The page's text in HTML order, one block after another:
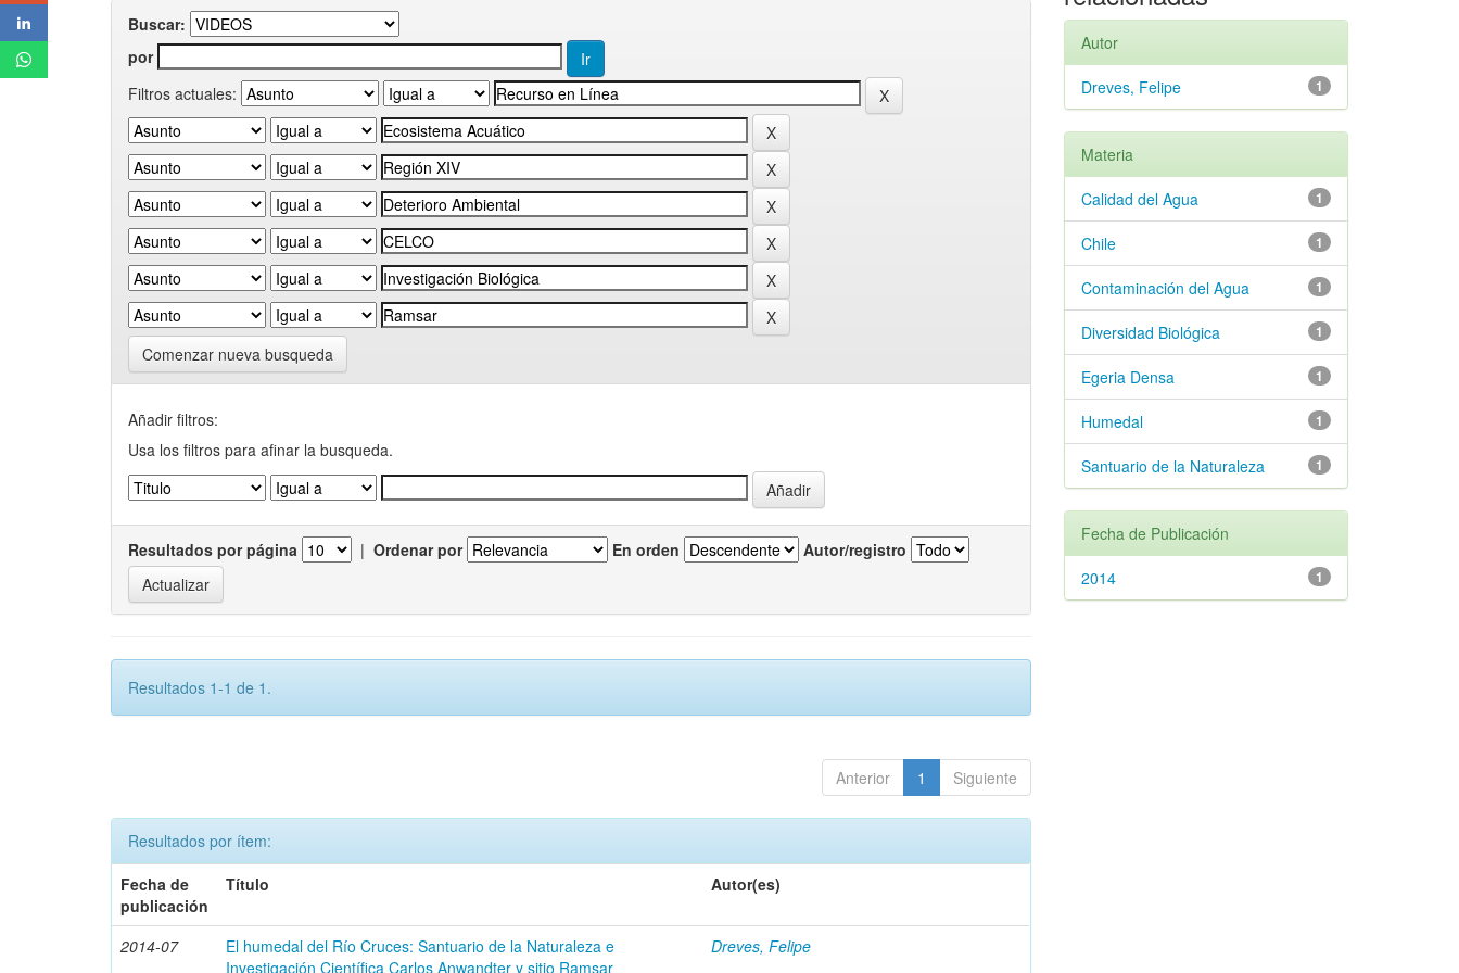
Buscar:
por
Filtros actuales:
Comenzar nueva busqueda
Añadir filtros:
Usa los filtros para afinar la busqueda.
Resultados por página | Ordenar por En orden Autor/registro
Resultados 1-1 de 1.
Anterior 1 Siguiente
Resultados por ítem:
Fecha de
publicación
Título Autor(es)
2014-07
El humedal del Río Cruces: Santuario de la Naturaleza e
Investigación Científica Carlos Anwandter y sitio Ramsar
Dreves, Felipe
Autor
1
Dreves, Felipe
Materia
1
Calidad del Agua
1
Chile
1
Contaminación del Agua
1
Diversidad Biológica
1
Egeria Densa
1
Humedal
1
Santuario de la Naturaleza
Fecha de Publicación
1
2014